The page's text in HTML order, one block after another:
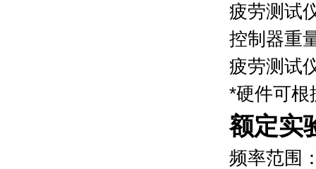
疲劳测试
控制器重
疲劳测试
*硬件可根
额定实
频率范围